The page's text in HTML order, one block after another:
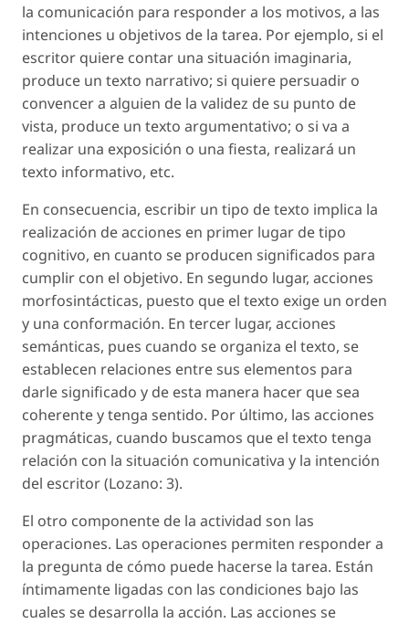
la comunicación para responder a los motivos, a las
intenciones u objetivos de la tarea. Por ejemplo, si el
escritor quiere contar una situación imaginaria,
produce un texto narrativo; si quiere persuadir o
convencer a alguien de la validez de su punto de
vista, produce un texto argumentativo; o si va a
realizar una exposición o una fiesta, realizará un
texto informativo, etc.
En consecuencia, escribir un tipo de texto implica la
realización de acciones en primer lugar de tipo
cognitivo, en cuanto se producen significados para
cumplir con el objetivo. En segundo lugar, acciones
morfosintácticas, puesto que el texto exige un orden
y una conformación. En tercer lugar, acciones
semánticas, pues cuando se organiza el texto, se
establecen relaciones entre sus elementos para
darle significado y de esta manera hacer que sea
coherente y tenga sentido. Por último, las acciones
pragmáticas, cuando buscamos que el texto tenga
relación con la situación comunicativa y la intención
del escritor (Lozano: 3).
El otro componente de la actividad son las
operaciones. Las operaciones permiten responder a
la pregunta de cómo puede hacerse la tarea. Están
íntimamente ligadas con las condiciones bajo las
cuales se desarrolla la acción. Las acciones se